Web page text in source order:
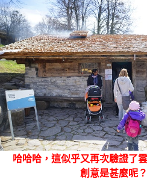
哈哈哈，這似乎又再次驗證了
創意是甚麼呢